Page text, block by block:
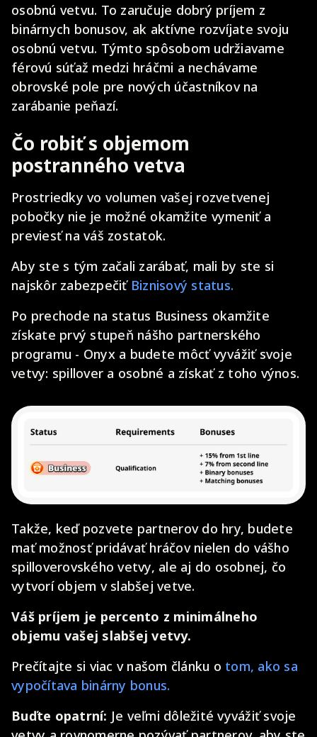
osobnú vetvu. To zaručuje dobrý príjem z
binárnych bonusov, ak aktívne rozvíjate svoju
osobnú vetvu. Týmto spôsobom udržiavame
férovú súťaž medzi hráčmi a nechávame
obrovské pole pre nových účastníkov na
zarábanie peňazí.
Čo robiť s objemom
postranného vetva
Prostriedky vo volumen vašej rozvetvenej
pobočky nie je možné okamžite vymeniť a
previesť na váš zostatok.
Aby ste s tým začali zarábať, mali by ste si
najskôr zabezpečiť Biznisový status.
Po prechode na status Business okamžite
získate prvý stupeň nášho partnerského
programu - Onyx a budete môcť vyvážiť svoje
vetvy: spillover a osobné a získať z toho výnos.
Takže, keď pozvete partnerov do hry, budete
mať možnosť pridávať hráčov nielen do vášho
spilloverovského vetvy, ale aj do osobnej, čo
vytvorí objem v slabšej vetve.
Váš príjem je percento z minimálneho
objemu vašej slabšej vetvy.
Prečítajte si viac v našom článku o tom, ako sa
vypočítava binárny bonus.
Buďte opatrní: Je veľmi dôležité vyvážiť svoje